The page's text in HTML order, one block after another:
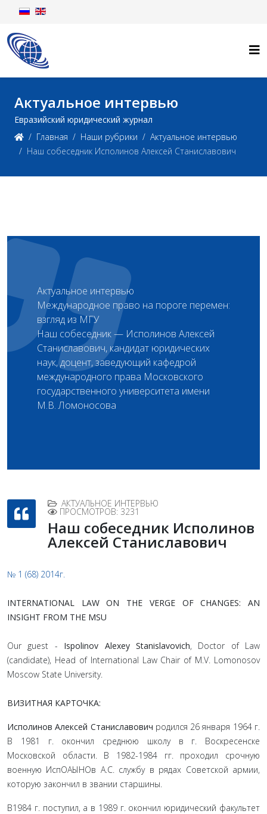
Актуальное интервью
Евразийский юридический журнал
Главная
Наши рубрики
Актуальное интервью
Наш собеседник Исполинов Алексей Станиславович
Актуальное интервью
Международное право на пороге перемен:
взгляд из МГУ
Наш собеседник — Исполинов Алексей
Станиславович, кандидат юридических
наук, доцент, заведующий кафедрой
международного права Московского
государственного университета имени
М.В. Ломоносова
АКТУАЛЬНОЕ ИНТЕРВЬЮ
ПРОСМОТРОВ: 3231
Наш собеседник Исполинов
Алексей Станиславович
№ 1 (68) 2014г.
INTERNATIONAL LAW ON THE VERGE OF CHANGES: AN
INSIGHT FROM THE MSU
Our guest - Ispolinov Alexey Stanislavovich, Doctor of Law
(candidate), Head of Inter­national Law Chair of M.V. Lomonosov
Moscow State University.
ВИЗИТНАЯ КАРТОЧКА:
Исполинов Алексей Станиславович родился 26 января 1964 г.
В 1981 г. окончил среднюю школу в г. Воскресенске
Московской области. В 1982-1984 гг. проходил срочную
военную ИспОАЫНОв А.С. службу в рядах Советской армии,
которую закончил в звании старшины.
В1984 г. поступил, а в 1989 г. окончил юридический факультет